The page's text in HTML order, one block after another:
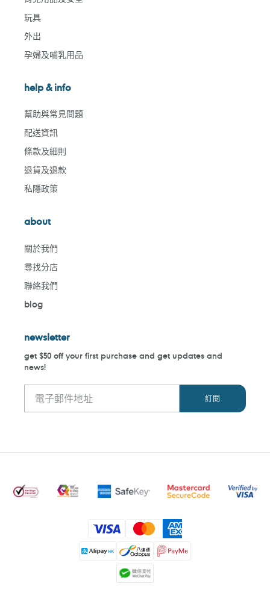
玩具
外出
孕婦及哺乳用品
help & info
幫助與常見問題
配送資訊
條款及細則
退貨及退款
私隱政策
about
關於我們
尋找分店
聯絡我們
blog
newsletter
get $50 off your first purchase and get updates and
news!
付
款
方
式